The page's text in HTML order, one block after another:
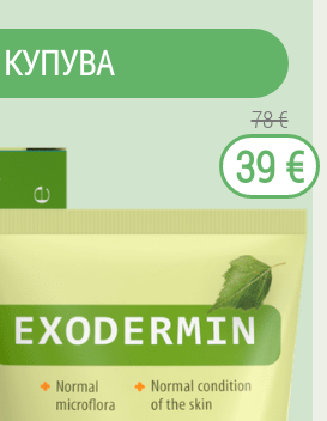
КУПУВА
78 €
39 €